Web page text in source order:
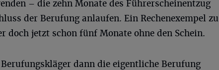
– die zehn Monate des Führerscheinentzug
der Berufung anlaufen. Ein Rechenexempel zu
doch jetzt schon fünf Monate ohne den Schein.
dann die eigentliche Berufung